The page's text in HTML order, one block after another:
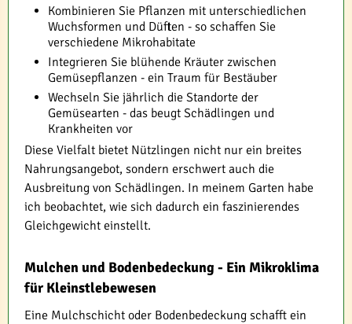
Kombinieren Sie Pflanzen mit unterschiedlichen
Wuchsformen und Düften - so schaffen Sie
verschiedene Mikrohabitate
Integrieren Sie blühende Kräuter zwischen
Gemüsepflanzen - ein Traum für Bestäuber
Wechseln Sie jährlich die Standorte der
Gemüsearten - das beugt Schädlingen und
Krankheiten vor
Diese Vielfalt bietet Nützlingen nicht nur ein breites
Nahrungsangebot, sondern erschwert auch die
Ausbreitung von Schädlingen. In meinem Garten habe
ich beobachtet, wie sich dadurch ein faszinierendes
Gleichgewicht einstellt.
Mulchen und Bodenbedeckung - Ein Mikroklima
für Kleinstlebewesen
Eine Mulchschicht oder Bodenbedeckung schafft ein